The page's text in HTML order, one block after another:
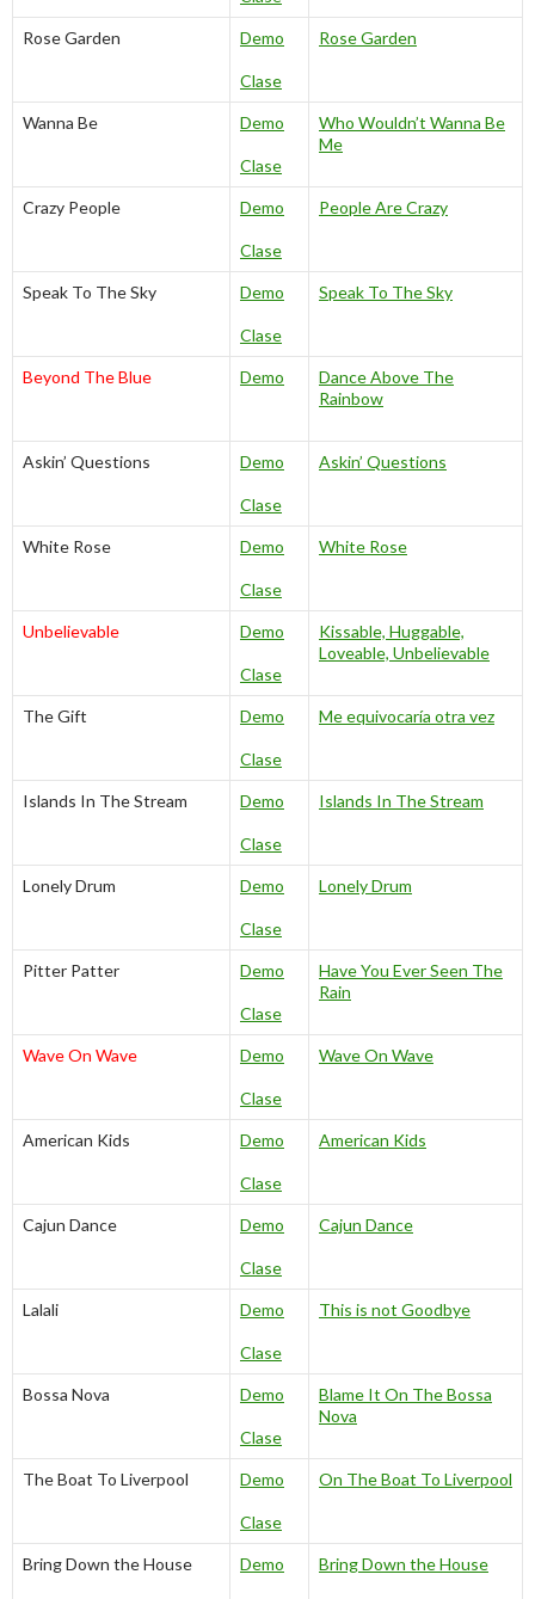
Rose Garden Demo
Clase
Rose Garden
Wanna Be Demo
Clase
Who Wouldn’t Wanna Be
Me
Crazy People Demo
Clase
People Are Crazy
Speak To The Sky Demo
Clase
Speak To The Sky
Beyond The Blue Demo
Dance Above The
Rainbow
Askin’ Questions Demo
Clase
Askin’ Questions
White Rose Demo
Clase
White Rose
Unbelievable Demo
Clase
Kissable, Huggable,
Loveable, Unbelievable
The Gift Demo
Clase
Me equivocaría otra vez
Islands In The Stream Demo
Clase
Islands In The Stream
Lonely Drum Demo
Clase
Lonely Drum
Pitter Patter Demo
Clase
Have You Ever Seen The
Rain
Wave On Wave Demo
Clase
Wave On Wave
American Kids Demo
Clase
American Kids
Cajun Dance Demo
Clase
Cajun Dance
Lalali Demo
Clase
This is not Goodbye
Bossa Nova Demo
Clase
Blame It On The Bossa
Nova
The Boat To Liverpool Demo
Clase
On The Boat To Liverpool
Bring Down the House Demo Bring Down the House